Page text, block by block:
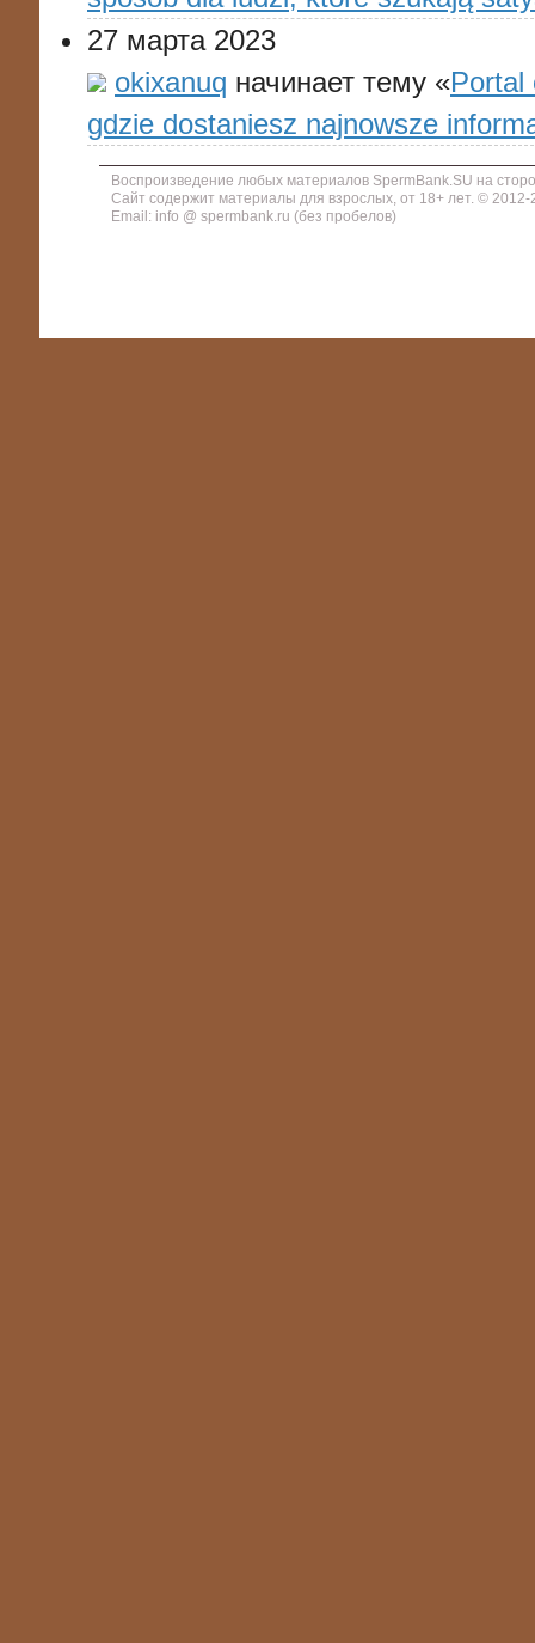
27 марта 2023
okixanuq начинает тему «Portal
gdzie dostaniesz najnowsze
Воспроизведение любых материалов SpermBank.SU на
Сайт содержит материалы для взрослых, от 18+ лет. ©
Email: info @ spermbank.ru (без пробелов)